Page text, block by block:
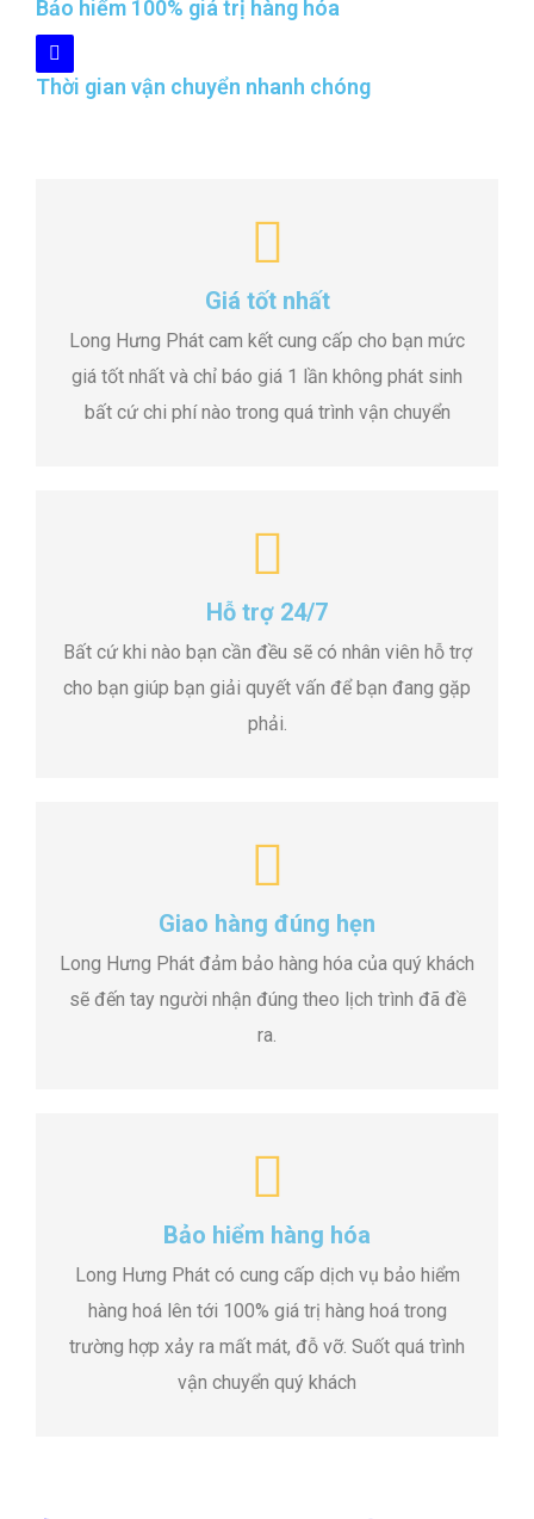
Bảo hiểm 100% giá trị hàng hóa
Thời gian vận chuyển nhanh chóng
Giá tốt nhất
Long Hưng Phát cam kết cung cấp cho bạn mức
giá tốt nhất và chỉ báo giá 1 lần không phát sinh
bất cứ chi phí nào trong quá trình vận chuyển
Hỗ trợ 24/7
Bất cứ khi nào bạn cần đều sẽ có nhân viên hỗ trợ
cho bạn giúp bạn giải quyết vấn để bạn đang gặp
phải.
Giao hàng đúng hẹn
Long Hưng Phát đảm bảo hàng hóa của quý khách
sẽ đến tay người nhận đúng theo lịch trình đã đề
ra.
Bảo hiểm hàng hóa
Long Hưng Phát có cung cấp dịch vụ bảo hiểm
hàng hoá lên tới 100% giá trị hàng hoá trong
trường hợp xảy ra mất mát, đỗ vỡ. Suốt quá trình
vận chuyển quý khách